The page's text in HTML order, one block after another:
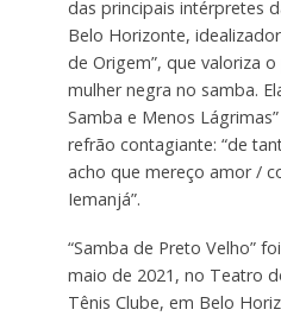
das principais intérpretes
Belo Horizonte,
de Origem”, que valoriza
mulher negra no samba.
Samba e Menos
refrão contagiante: “de
acho que mereço amor /
Iemanjá”.
“Samba de Preto Velho”
maio de 2021, no Teatro
Tênis Clube, em Belo